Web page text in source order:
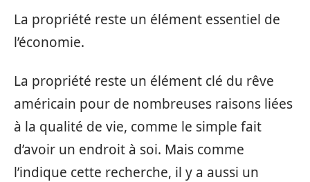
La propriété reste un élément essentiel de
l’économie.
La propriété reste un élément clé du rêve
américain pour de nombreuses raisons liées
à la qualité de vie, comme le simple fait
d’avoir un endroit à soi. Mais comme
l’indique cette recherche, il y a aussi un